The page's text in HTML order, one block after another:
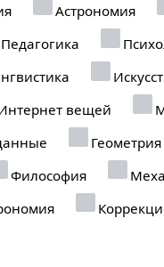
Астрономия
вещей
Геометрия
Философия